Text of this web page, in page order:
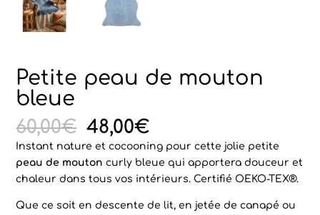
Petite peau de mouton
bleue
60,00€ Le
prix
initial
était :
48,00€
prix
actuel
est :
Instant nature et cocooning pour cette jolie petite
peau de mouton curly bleue qui apportera douceur et
chaleur dans tous vos intérieurs. Certifié OEKO-TEX®.
Que ce soit en descente de lit, en jetée de canapé ou